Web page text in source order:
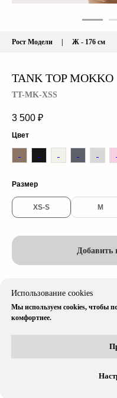
Использование cookies
Мы используем cookies, чтобы
комфортнее.
TANK TOP MOKKO
TT-MK-XSS
3 500 ₽
Цвет
Размер
XS-S M
Добавить
Описание изделия
Доставка & Оплата
Рост Модели | Ж - 176 см
* Instagram принадлежит компании Meta,
организацией и